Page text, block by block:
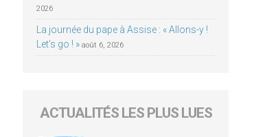
2026
La journée du pape à Assise : « Allons-y !
Let’s go ! » août 6, 2026
ACTUALITÉS LES PLUS LUES